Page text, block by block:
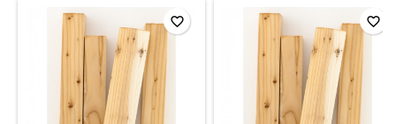
favorite_border favorite_border